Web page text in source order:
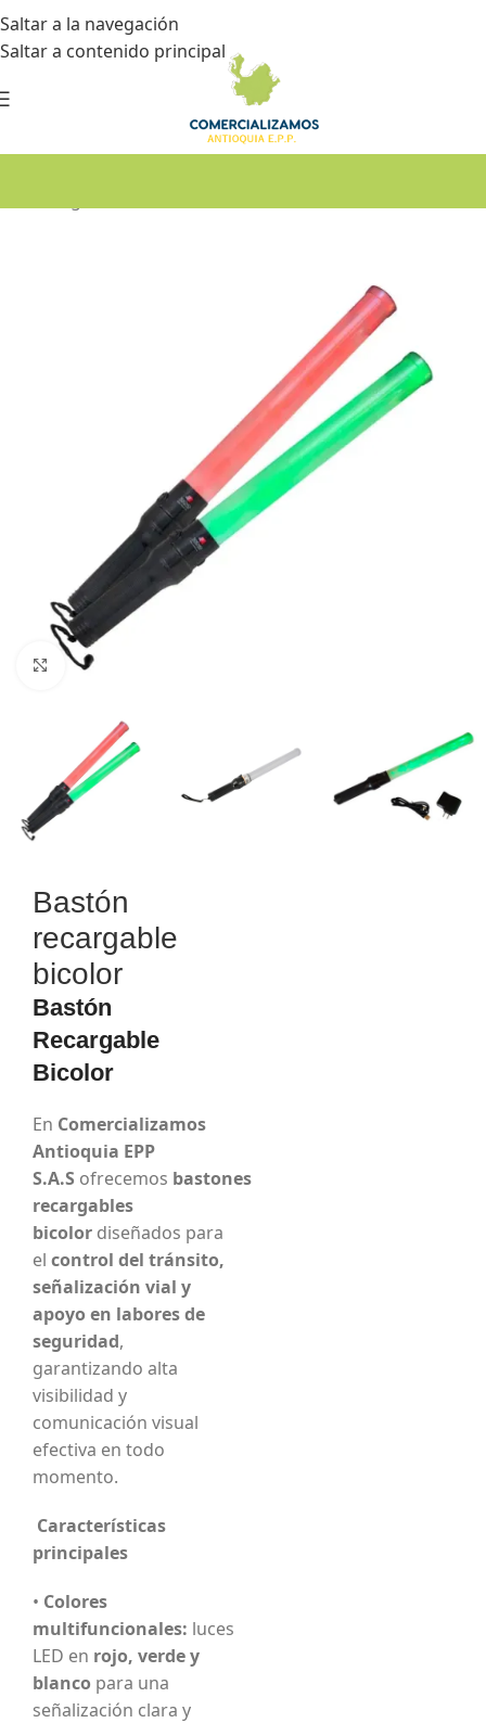
Saltar a la navegación
Saltar a contenido principal
Haga Click para agrandar
Bastón
recargable
bicolor
Bastón
Recargable
Bicolor
En Comercializamos
Antioquia EPP
S.A.S ofrecemos bastones
recargables
bicolor diseñados para
el control del tránsito,
señalización vial y
apoyo en labores de
seguridad,
garantizando alta
visibilidad y
comunicación visual
efectiva en todo
momento.
Características
principales
• Colores
multifuncionales: luces
LED en rojo, verde y
blanco para una
señalización clara y